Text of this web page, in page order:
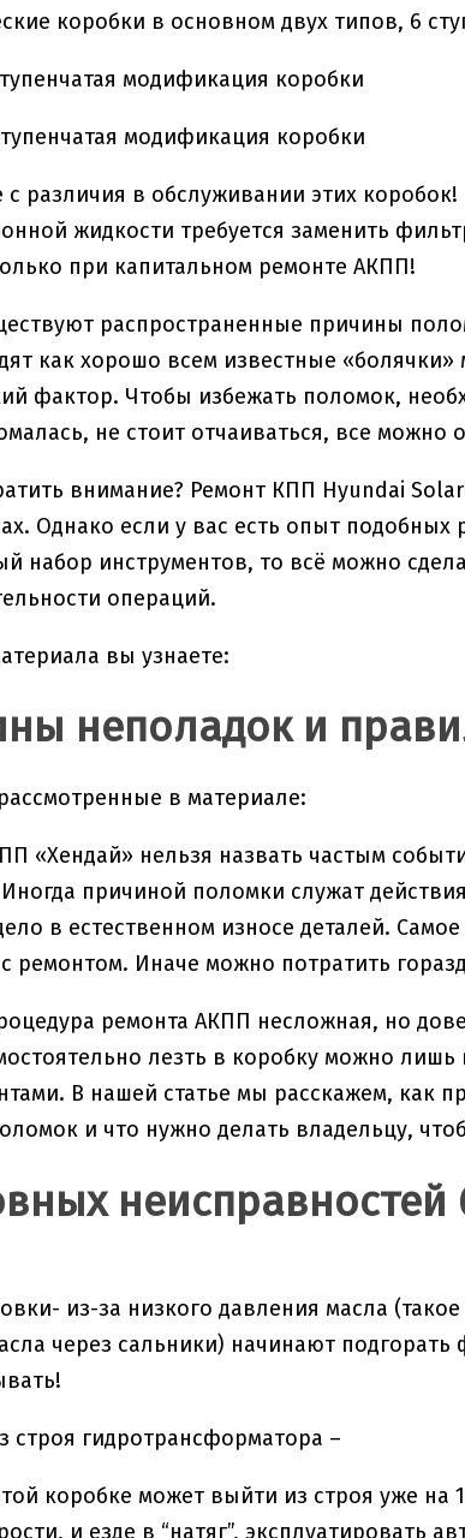
коробки в основном двух типов, 6
модификация коробки
модификация коробки
различия в обслуживании этих
жидкости требуется заменить
при капитальном ремонте АКПП!
распространенные причины
как хорошо всем известные
фактор. Чтобы избежать поломок,
не стоит отчаиваться, все можно
внимание? Ремонт КПП Hyundai
Однако если у вас есть опыт
набор инструментов, то всё можно
операций.
вы узнаете:
неполадок и
в материале:
«Хендай» нельзя назвать частым
причиной поломки служат
в естественном износе деталей.
с ремонтом. Иначе можно потратить
ремонта АКПП несложная, но
лезть в коробку можно
В нашей статье мы расскажем, как
и что нужно делать владельцу,
из-за низкого давления масла
через сальники) начинают
строя гидротрансформатора –
коробке может выйти из строя уже
и езде в “натяг”, эксплуатировать